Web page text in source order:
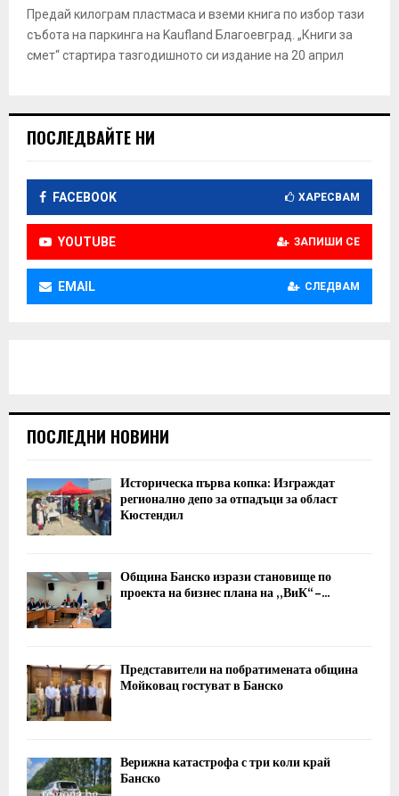
Предай килограм пластмаса и вземи книга по избор тази
събота на паркинга на Kaufland Благоевград. „Книги за
смет“ стартира тазгодишното си издание на 20 април
ПОСЛЕДВАЙТЕ НИ
FACEBOOK ХАРЕСВАМ
YOUTUBE ЗАПИШИ СЕ
EMAIL СЛЕДВАМ
ПОСЛЕДНИ НОВИНИ
Историческа първа копка: Изграждат
регионално депо за отпадъци за област
Кюстендил
Община Банско изрази становище по
проекта на бизнес плана на „ВиК“ –...
Представители на побратимената община
Мойковац гостуват в Банско
Верижна катастрофа с три коли край
Банско